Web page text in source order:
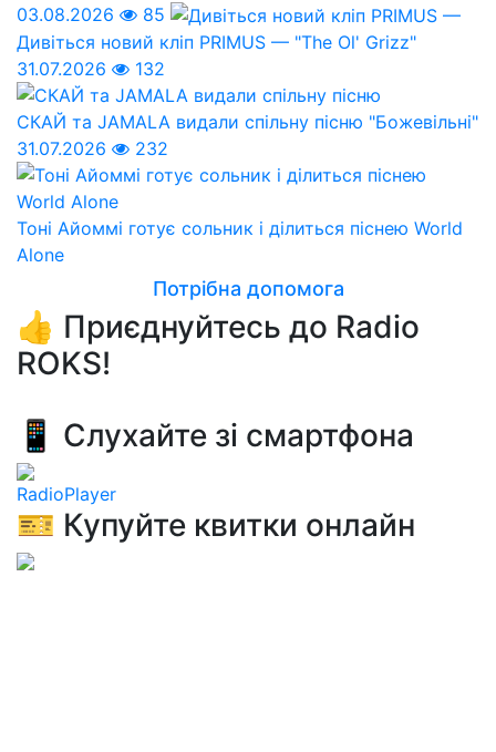
03.08.2026
85
Дивіться новий кліп PRIMUS — "The Ol' Grizz"
31.07.2026
132
СКАЙ та JAMALA видали спільну пісню "Божевільні"
31.07.2026
232
Тоні Айоммі готує сольник і ділиться піснею World
Alone
Потрібна допомога
👍 Приєднуйтесь до Radio
ROKS!
📱 Слухайте зі смартфона
RadioPlayer
🎫 Купуйте квитки онлайн